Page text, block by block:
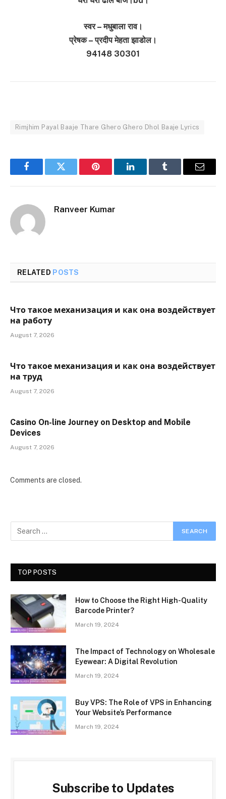
स्वर – मधुबाला राव।
प्रेषक – प्रदीप मेहता झाडोल।
94148 30301
Rimjhim Payal Baaje Thare Ghero Ghero Dhol Baaje Lyrics
FacebookTwitter Pinterest LinkedInTumblr Email
Ranveer Kumar
RELATED POSTS
Что такое механизация и как она воздействует
на работу
August 7, 2026
Что такое механизация и как она воздействует
на труд
August 7, 2026
Casino On-line Journey on Desktop and Mobile
Devices
August 7, 2026
Comments are closed.
TOP POSTS
How to Choose the Right High-Quality
Barcode Printer?
March 19, 2024
The Impact of Technology on Wholesale
Eyewear: A Digital Revolution
March 19, 2024
Buy VPS: The Role of VPS in Enhancing
Your Website’s Performance
March 19, 2024
Subscribe to Updates